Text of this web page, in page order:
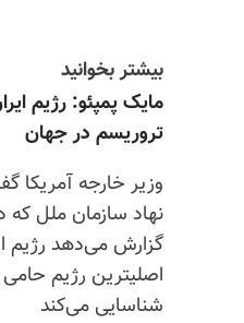
بیشتر بخوانید
مایک پمپئو:‌ رژیم
تروریسم در جهان
وزیر خارجه آمریکا
نهاد سازمان ملل
گزارش می‌دهد رژیم
اصلیترین رژیم
شناسایی می‌کند